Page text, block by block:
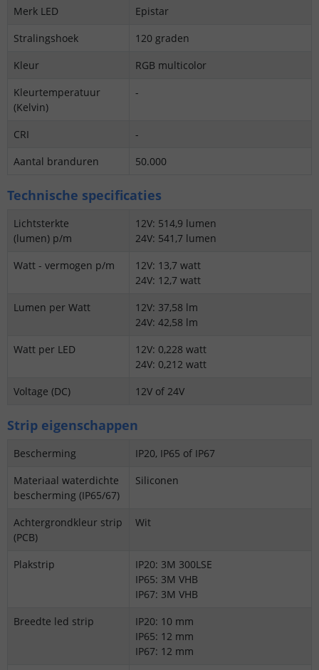
Merk LED
Epistar
Stralingshoek
120 graden
Kleur
RGB multicolor
Kleurtemperatuur
(Kelvin)
-
CRI
-
Aantal branduren
50.000
Technische specificaties
Lichtsterkte
(lumen) p/m
12V: 514,9 lumen
24V: 541,7 lumen
Watt - vermogen p/m
12V: 13,7 watt
24V: 12,7 watt
Lumen per Watt
12V: 37,58 lm
24V: 42,58 lm
Watt per LED
12V: 0,228 watt
24V: 0,212 watt
Voltage (DC)
12V of 24V
Strip eigenschappen
Bescherming
IP20, IP65 of IP67
Materiaal waterdichte
bescherming (IP65/67)
Siliconen
Achtergrondkleur strip
(PCB)
Wit
Plakstrip
IP20: 3M 300LSE
IP65: 3M VHB
IP67: 3M VHB
Breedte led strip
IP20: 10 mm
IP65: 12 mm
IP67: 12 mm